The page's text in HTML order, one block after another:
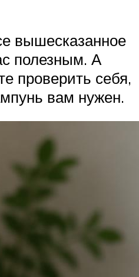
вышесказанное
полезным. А
проверить себя,
вам нужен.